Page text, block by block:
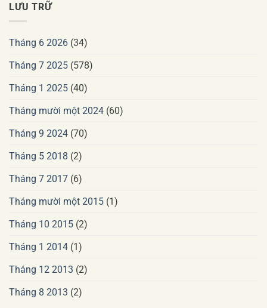
LƯU TRỮ
Tháng 6 2026 (34)
Tháng 7 2025 (578)
Tháng 1 2025 (40)
Tháng mười một 2024 (60)
Tháng 9 2024 (70)
Tháng 5 2018 (2)
Tháng 7 2017 (6)
Tháng mười một 2015 (1)
Tháng 10 2015 (2)
Tháng 1 2014 (1)
Tháng 12 2013 (2)
Tháng 8 2013 (2)